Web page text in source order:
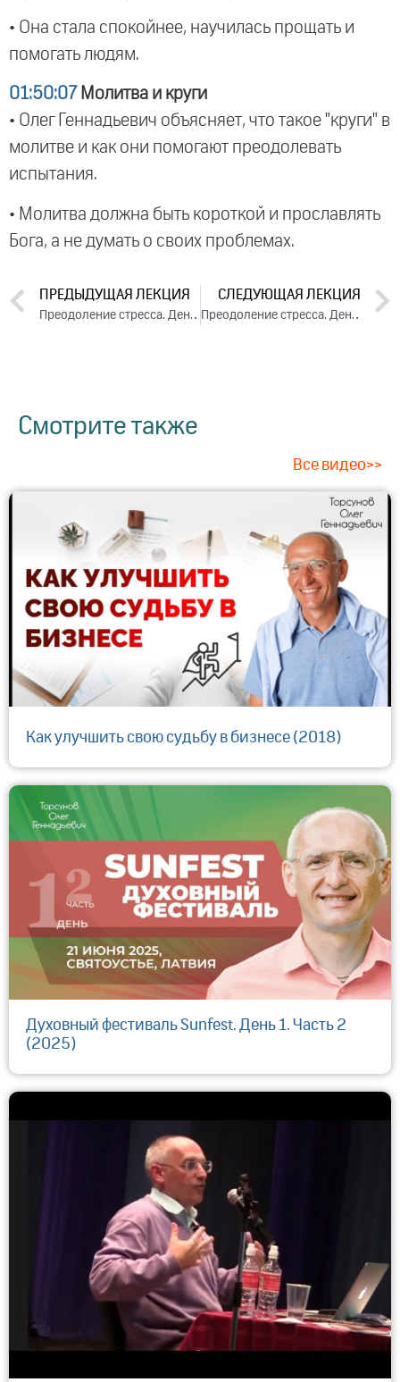
• Она стала спокойнее, научилась прощать и
помогать людям.
01:50:07 Молитва и круги
• Олег Геннадьевич объясняет, что такое "круги" в
молитве и как они помогают преодолевать
испытания.
• Молитва должна быть короткой и прославлять
Бога, а не думать о своих проблемах.
ПРЕДЫДУЩАЯ ЛЕКЦИЯ
Преодоление стресса. День 1. Часть 1 (2023)
СЛЕДУЮЩАЯ ЛЕКЦИЯ
Преодоление стресса. День 2. Часть 1 (2023)
Смотрите также
Все видео>>
Как улучшить свою судьбу в бизнесе (2018)
Духовный фестиваль Sunfest. День 1. Часть 2
(2025)